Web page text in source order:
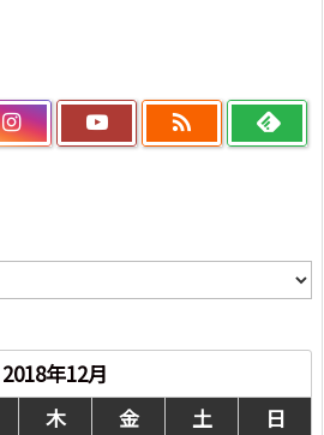

2018年12月
木 金 土
日